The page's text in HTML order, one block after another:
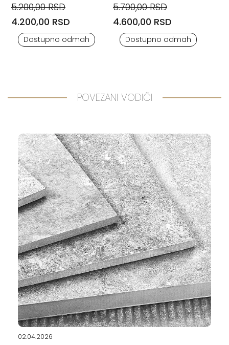
5.200,00 RSD
4.200,00 RSD
Dostupno odmah
5.700,00 RSD
4.600,00 RSD
Dostupno odmah
POVEZANI VODIČI
Napisao/la:
Kako izabrati pločice za kupatilo —
kompletan vodič za materijale, formate i
trendove 2026
02.04.2026